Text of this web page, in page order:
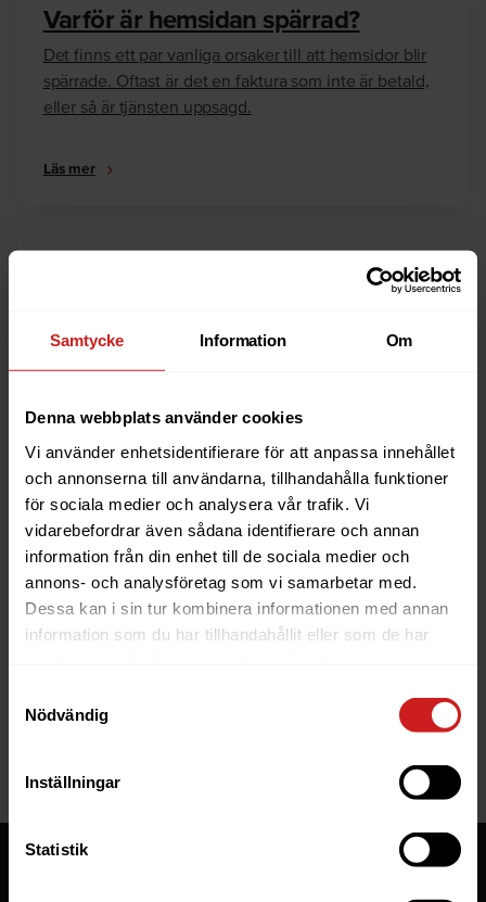
Samtycke Information Om
Denna webbplats använder cookies
Vi använder enhetsidentifierare för att anpassa innehållet
och annonserna till användarna, tillhandahålla funktioner
för sociala medier och analysera vår trafik. Vi
vidarebefordrar även sådana identifierare och annan
information från din enhet till de sociala medier och
annons- och analysföretag som vi samarbetar med.
Dessa kan i sin tur kombinera informationen med annan
information som du har tillhandahållit eller som de har
Nödvändig
Inställningar
Statistik
Varför är hemsidan spärrad?
Det finns ett par vanliga orsaker till att hemsidor blir
spärrade. Oftast är det en faktura som inte är betald,
eller så är tjänsten uppsagd.
Läs mer
Är du ägare till hemsidan eller domännamnet så har
anledningarna till varför en hemsida är spärrad.
Läs mer
The website you were trying to
reach has been suspended
If you are the owner of this website or domain please
read
website to be suspended.